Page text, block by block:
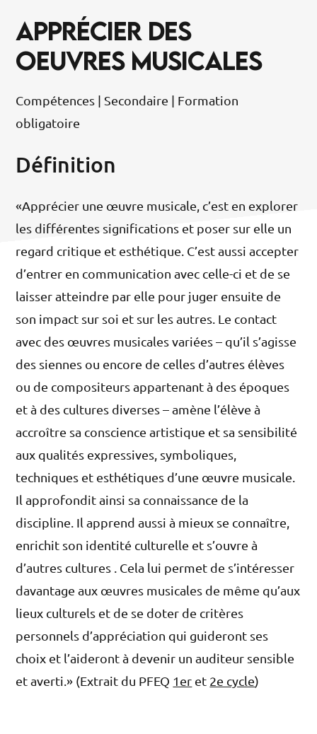
APPRÉCIER DES
OEUVRES MUSICALES
Compétences | Secondaire | Formation
obligatoire
Définition
«Apprécier une œuvre musicale, c’est en explorer
les différentes significations et poser sur elle un
regard critique et esthétique. C’est aussi accepter
d’entrer en communication avec celle-ci et de se
laisser atteindre par elle pour juger ensuite de
son impact sur soi et sur les autres. Le contact
avec des œuvres musicales variées – qu’il s’agisse
des siennes ou encore de celles d’autres élèves
ou de compositeurs appartenant à des époques
et à des cultures diverses – amène l’élève à
accroître sa conscience artistique et sa sensibilité
aux qualités expressives, symboliques,
techniques et esthétiques d’une œuvre musicale.
Il approfondit ainsi sa connaissance de la
discipline. Il apprend aussi à mieux se connaître,
enrichit son identité culturelle et s’ouvre à
d’autres cultures . Cela lui permet de s’intéresser
davantage aux œuvres musicales de même qu’aux
lieux culturels et de se doter de critères
personnels d’appréciation qui guideront ses
choix et l’aideront à devenir un auditeur sensible
et averti.» (Extrait du PFEQ 1er et 2e cycle)